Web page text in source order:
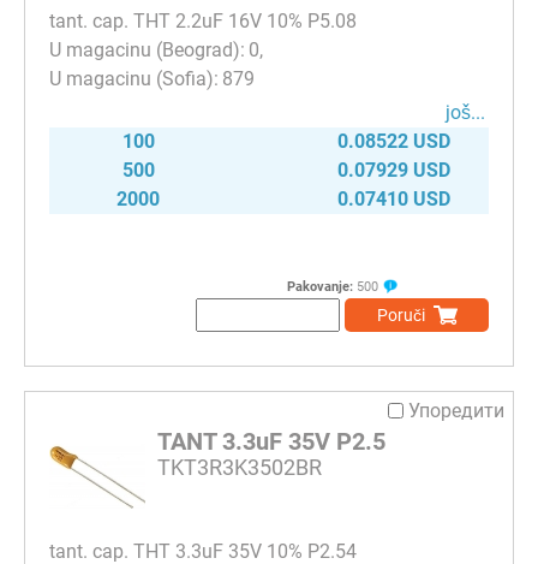
tant. cap. THT 2.2uF 16V 10% P5.08
0
879
јоš...
100
0.08522 USD
500
0.07929 USD
2000
0.07410 USD
Pakovanje: 500
Poruči
Упоредити
TANT 3.3uF 35V P2.5
TKT3R3K3502BR
tant. cap. THT 3.3uF 35V 10% P2.54